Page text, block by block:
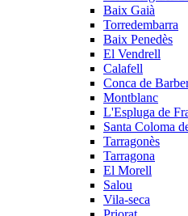
Baix Gaià
Torredembarra
Baix Penedès
El Vendrell
Calafell
Conca de
Montblanc
L'Espluga de
Santa Coloma
Tarragonès
Tarragona
El Morell
Salou
Vila-seca